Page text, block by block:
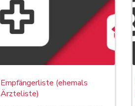
Empfängerliste (ehemals
Ärzteliste)